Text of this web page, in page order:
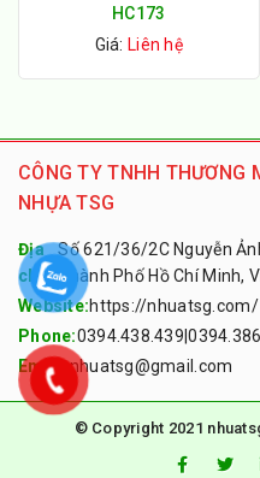
HC173
Giá: Liên hệ
CÔNG TY TNHH THƯƠNG
NHỰA TSG
Địa
chỉ:
Số 621/36/2C Nguyễn
Thành Phố Hồ Chí Minh,
Website:https://nhuatsg.com/
Phone:0394.438.439 |
Email:nhuatsg@gmail.com
© Copyright 2021